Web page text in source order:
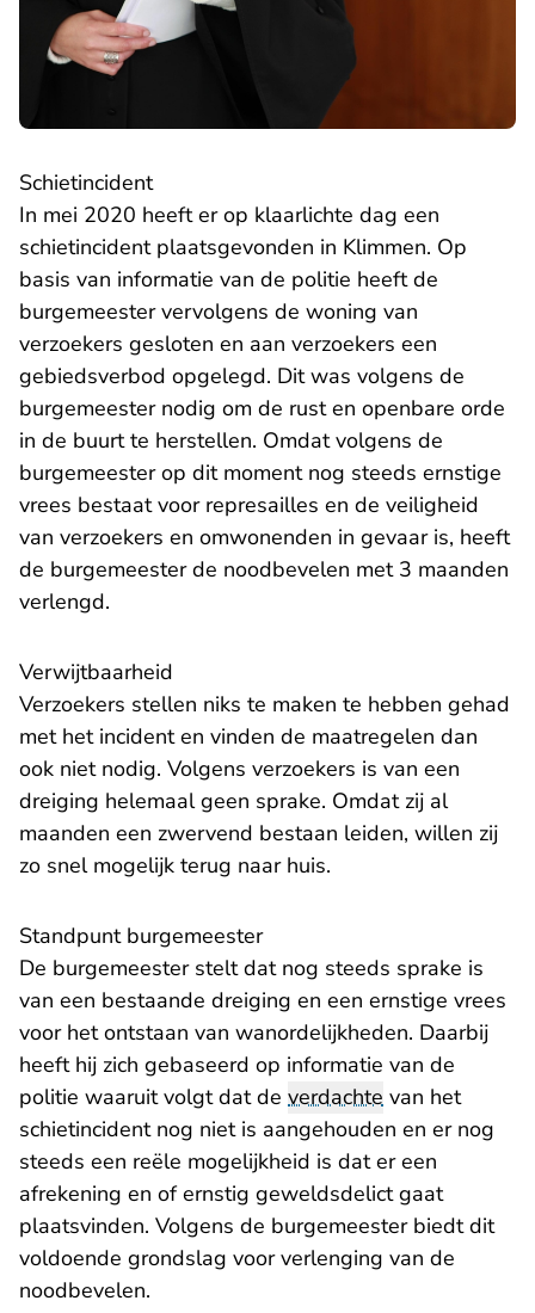
Schietincident
In mei 2020 heeft er op klaarlichte dag een
schietincident plaatsgevonden in Klimmen. Op
basis van informatie van de politie heeft de
burgemeester vervolgens de woning van
verzoekers gesloten en aan verzoekers een
gebiedsverbod opgelegd. Dit was volgens de
burgemeester nodig om de rust en openbare orde
in de buurt te herstellen. Omdat volgens de
burgemeester op dit moment nog steeds ernstige
vrees bestaat voor represailles en de veiligheid
van verzoekers en omwonenden in gevaar is, heeft
de burgemeester de noodbevelen met 3 maanden
verlengd.
Verwijtbaarheid
Verzoekers stellen niks te maken te hebben gehad
met het incident en vinden de maatregelen dan
ook niet nodig. Volgens verzoekers is van een
dreiging helemaal geen sprake. Omdat zij al
maanden een zwervend bestaan leiden, willen zij
zo snel mogelijk terug naar huis.
Standpunt burgemeester
De burgemeester stelt dat nog steeds sprake is
van een bestaande dreiging en een ernstige vrees
voor het ontstaan van wanordelijkheden. Daarbij
heeft hij zich gebaseerd op informatie van de
politie waaruit volgt dat de verdachte van het
schietincident nog niet is aangehouden en er nog
steeds een reële mogelijkheid is dat er een
afrekening en of ernstig geweldsdelict gaat
plaatsvinden. Volgens de burgemeester biedt dit
voldoende grondslag voor verlenging van de
noodbevelen.